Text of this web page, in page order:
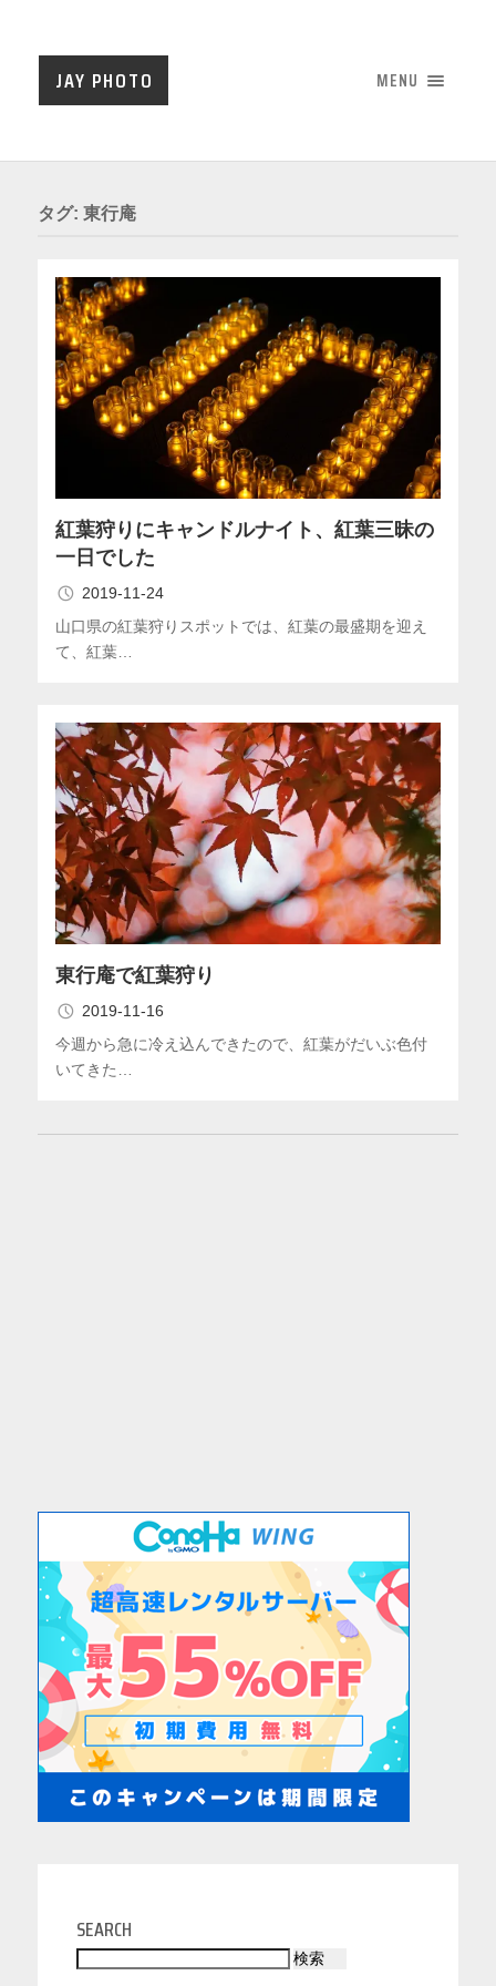
JAY PHOTO MENU
タグ: 東行庵
紅葉狩りにキャンドルナイト、紅葉三昧の
一日でした
2019-11-24
山口県の紅葉狩りスポットでは、紅葉の最盛期を迎え
て、紅葉…
東行庵で紅葉狩り
2019-11-16
今週から急に冷え込んできたので、紅葉がだいぶ色付
いてきた…
SEARCH
検索